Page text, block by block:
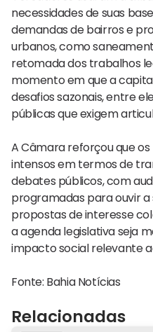
necessidades de suas
demandas de bairros e
urbanos, como
retomada dos trabalhos
momento em que a
desafios sazonais, entre
públicas que exigem
A Câmara reforçou que
intensos em termos de
debates públicos, com
programadas para ouvir
propostas de interesse
a agenda legislativa seja
impacto social relevante
Fonte: Bahia Notícias
Relacionadas